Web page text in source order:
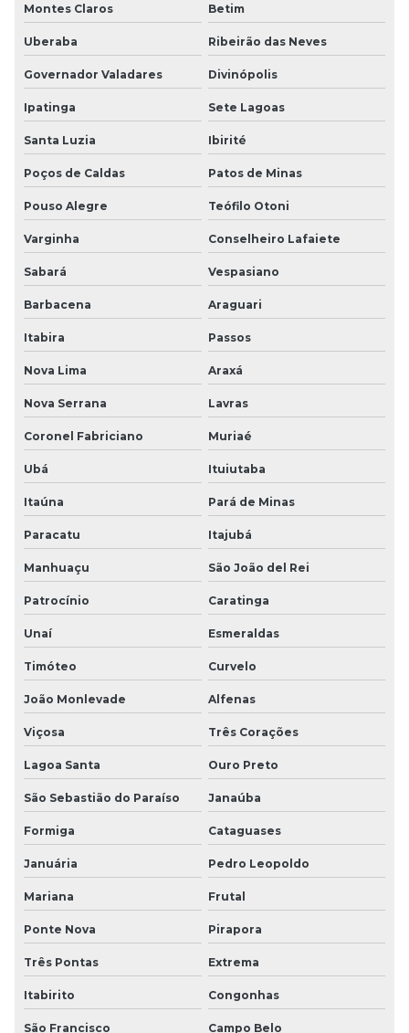
Montes Claros Betim
Uberaba Ribeirão das Neves
Governador Valadares Divinópolis
Ipatinga Sete Lagoas
Santa Luzia Ibirité
Poços de Caldas Patos de Minas
Pouso Alegre Teófilo Otoni
Varginha Conselheiro Lafaiete
Sabará Vespasiano
Barbacena Araguari
Itabira Passos
Nova Lima Araxá
Nova Serrana Lavras
Coronel Fabriciano Muriaé
Ubá Ituiutaba
Itaúna Pará de Minas
Paracatu Itajubá
Manhuaçu São João del Rei
Patrocínio Caratinga
Unaí Esmeraldas
Timóteo Curvelo
João Monlevade Alfenas
Viçosa Três Corações
Lagoa Santa Ouro Preto
São Sebastião do Paraíso Janaúba
Formiga Cataguases
Januária Pedro Leopoldo
Mariana Frutal
Ponte Nova Pirapora
Três Pontas Extrema
Itabirito Congonhas
São Francisco Campo Belo